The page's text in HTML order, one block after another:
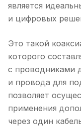
является
и цифровых
Это такой
которого
с проводниками
и провода для
позволяет
применения
через один